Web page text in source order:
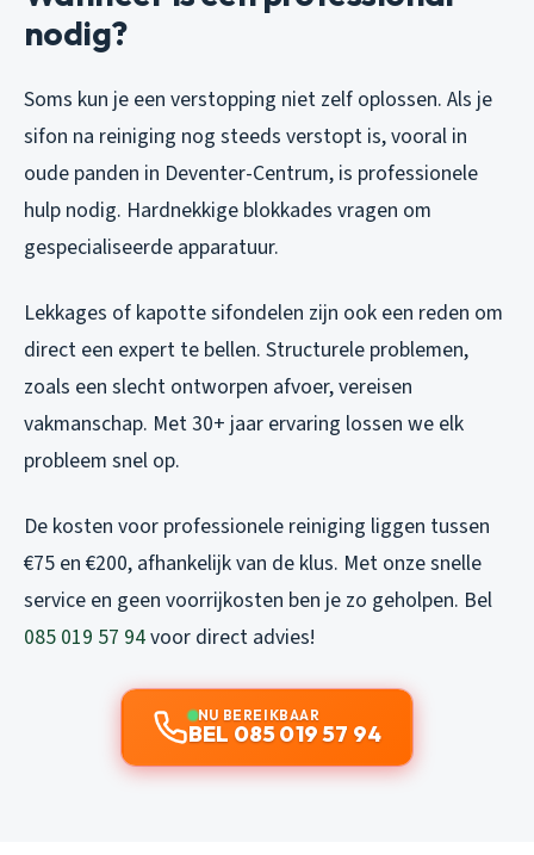
nodig?
Soms kun je een verstopping niet zelf oplossen. Als je
sifon na reiniging nog steeds verstopt is, vooral in
oude panden in Deventer-Centrum, is professionele
hulp nodig. Hardnekkige blokkades vragen om
gespecialiseerde apparatuur.
Lekkages of kapotte sifondelen zijn ook een reden om
direct een expert te bellen. Structurele problemen,
zoals een slecht ontworpen afvoer, vereisen
vakmanschap. Met 30+ jaar ervaring lossen we elk
probleem snel op.
De kosten voor professionele reiniging liggen tussen
€75 en €200, afhankelijk van de klus. Met onze snelle
service en geen voorrijkosten ben je zo geholpen. Bel
085 019 57 94voor direct advies!
NU BEREIKBAAR
BEL 085 019 57 94